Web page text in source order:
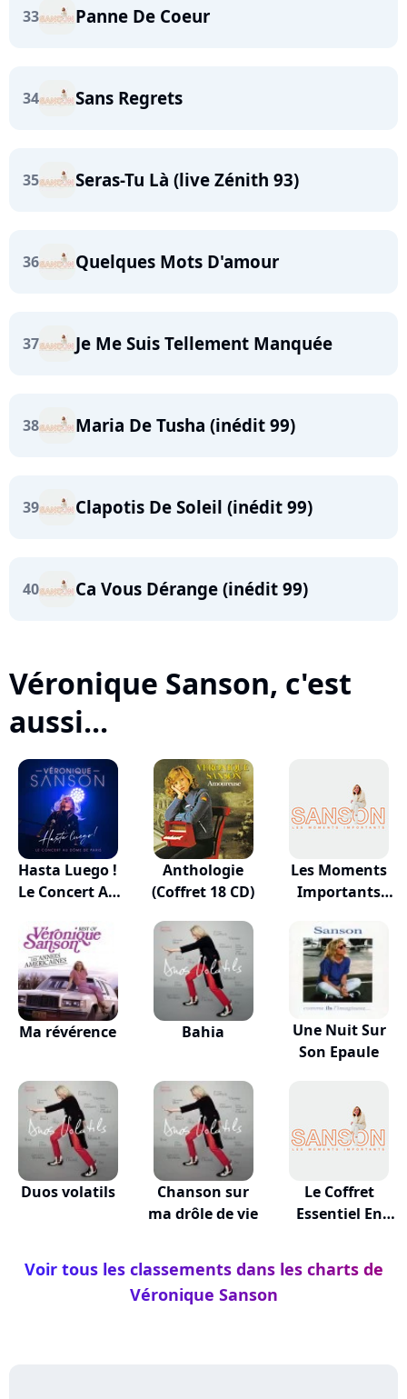
33 Panne De Coeur
34 Sans Regrets
35 Seras-Tu Là (live Zénith 93)
36 Quelques Mots D'amour
37 Je Me Suis Tellement Manquée
38 Maria De Tusha (inédit 99)
39 Clapotis De Soleil (inédit 99)
40 Ca Vous Dérange (inédit 99)
Véronique Sanson, c'est
aussi...
Hasta Luego !
Le Concert Au
Anthologie
(Coffret 18 CD)
Les Moments
Importants
Ma révérence Bahia
Une Nuit Sur
Son Epaule
Duos volatils
Chanson sur
ma drôle de vie
Le Coffret
Essentiel En
Voir tous les classements dans les charts de
Véronique Sanson